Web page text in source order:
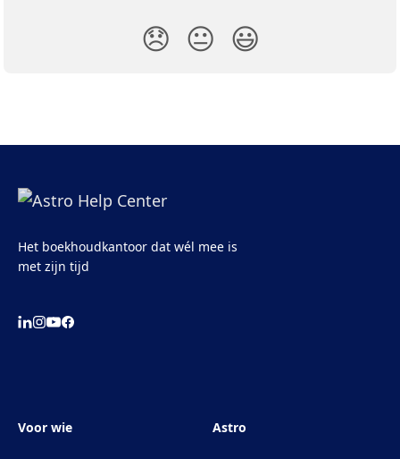
😞 😐 😃
Het boekhoudkantoor dat wél mee is
met zijn tijd
Voor wie Astro